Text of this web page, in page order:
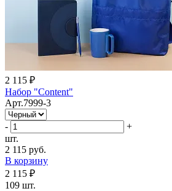
2 115 ₽
Набор "Content"
Арт.7999-3
-
+
шт.
2 115 руб.
В корзину
2 115 ₽
109 шт.